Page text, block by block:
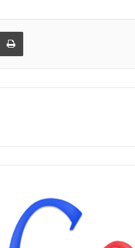
par email Imprimer